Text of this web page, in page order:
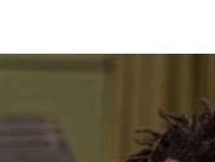
Sugar in your bowl
ÉTIQUETTES